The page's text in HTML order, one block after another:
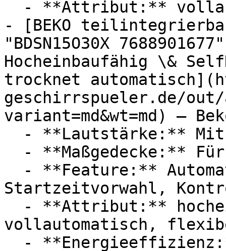
- [BEKO
"BDSN15O30X
Hocheinbaufähig \&
trocknet
geschirrspueler.de/out/
variant=md&wt=md) —
Startzeitvorwahl,
vollautomatisch,